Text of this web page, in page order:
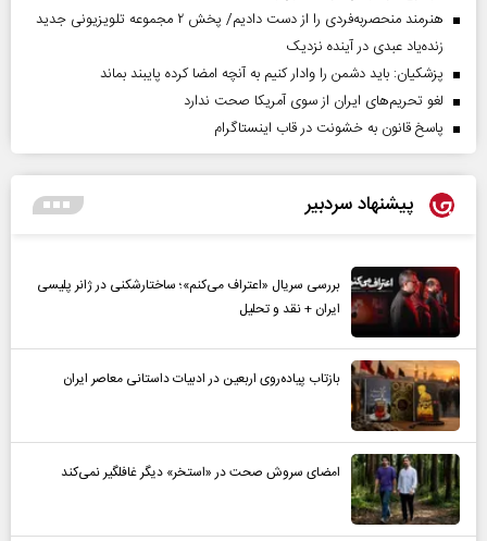
هنرمند منحصر‌به‌فردی را از دست دادیم/ پخش ۲ مجموعه تلویزیونی جدید
زنده‌یاد عبدی در آینده نزدیک
پزشکیان: باید دشمن را وادار کنیم به آنچه امضا کرده پایبند بماند
لغو تحریم‌های ایران از سوی آمریکا صحت ندارد
پاسخ قانون به خشونت در قاب اینستاگرام
پیشنهاد سردبیر
بررسی سریال «اعتراف می‌کنم»؛ ساختارشکنی در ژانر پلیسی
ایران + نقد و تحلیل
بازتاب پیاده‌روی اربعین در ادبیات داستانی معاصر ایران
امضای سروش صحت در «استخر» دیگر غافلگیر نمی‌کند